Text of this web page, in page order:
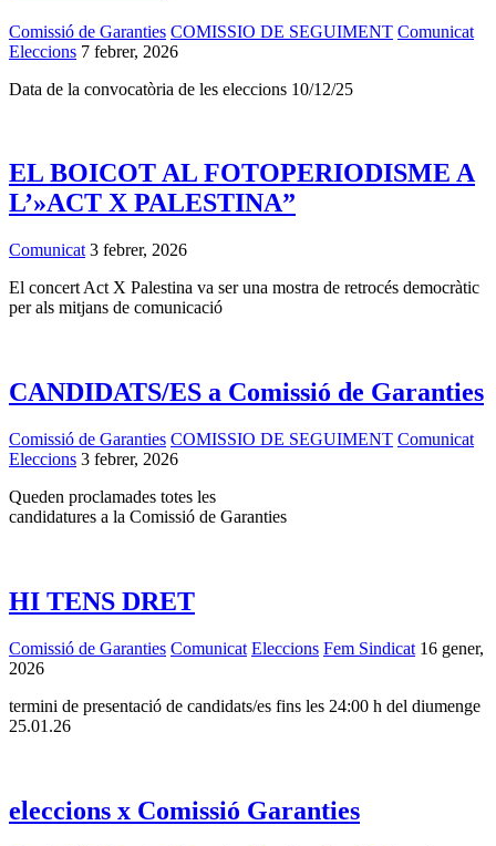
Comissió de Garanties COMISSIO DE SEGUIMENT Comunicat
Eleccions 7 febrer, 2026
Data de la convocatòria de les eleccions 10/12/25
EL BOICOT AL FOTOPERIODISME A
L’»ACT X PALESTINA”
Comunicat 3 febrer, 2026
El concert Act X Palestina va ser una mostra de retrocés democràtic
per als mitjans de comunicació
CANDIDATS/ES a Comissió de Garanties
Comissió de Garanties COMISSIO DE SEGUIMENT Comunicat
Eleccions 3 febrer, 2026
Queden proclamades totes les
candidatures a la Comissió de Garanties
HI TENS DRET
Comissió de Garanties Comunicat Eleccions Fem Sindicat 16 gener,
2026
termini de presentació de candidats/es fins les 24:00 h del diumenge
25.01.26
eleccions x Comissió Garanties